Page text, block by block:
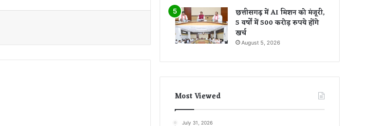
छत्तीसगढ़ में AI मिशन को मंजूरी,
5 वर्षों में 500 करोड़ रुपये होंगे
खर्च
August 5, 2026
Most Viewed
July 31, 2026